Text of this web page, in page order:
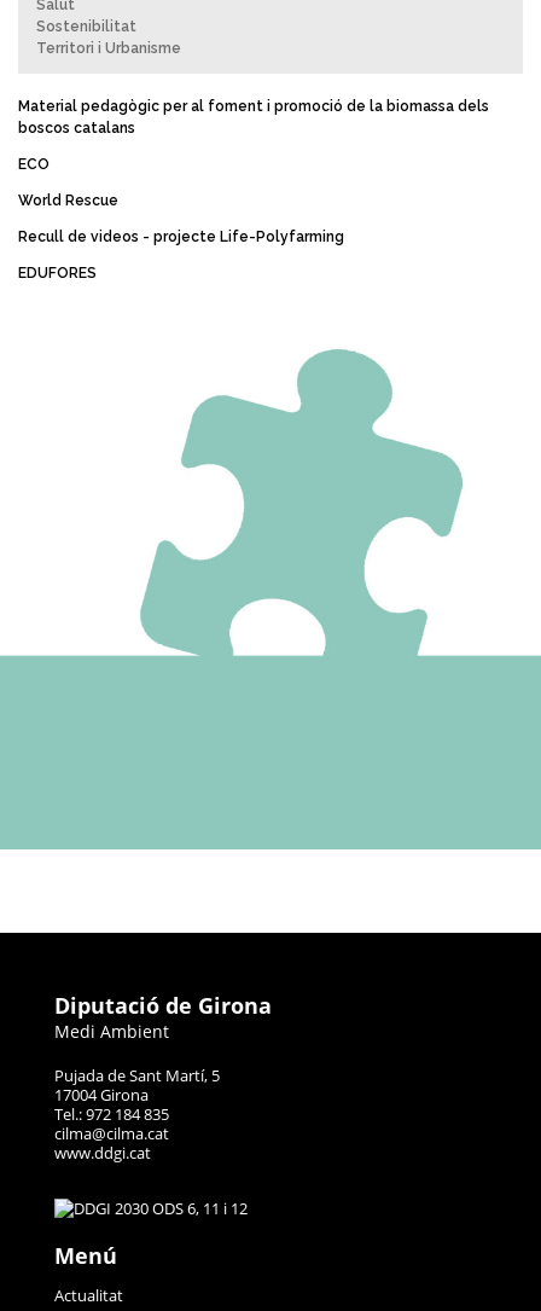
Salut
Sostenibilitat
Territori i Urbanisme
Material pedagògic per al foment i promoció de la biomassa dels
boscos catalans
ECO
World Rescue
Recull de videos - projecte Life-Polyfarming
EDUFORES
Diputació de Girona
Medi Ambient
Pujada de Sant Martí, 5
17004 Girona
Tel.: 972 184 835
cilma@cilma.cat
www.ddgi.cat
Menú
Actualitat